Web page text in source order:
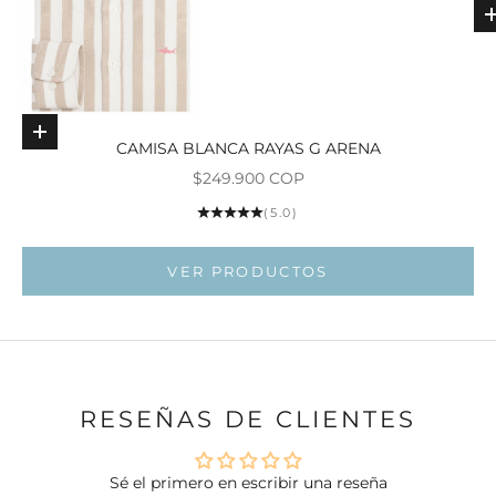
Elige opciones
CAMISA BLANCA RAYAS G ARENA
Precio de oferta
$249.900 COP
(5.0)
VER PRODUCTOS
RESEÑAS DE CLIENTES
Sé el primero en escribir una reseña